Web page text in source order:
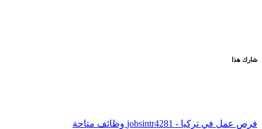
شارك هذا
فرص عمل في تركيا - jobsintr 4281 وظائف متاحة